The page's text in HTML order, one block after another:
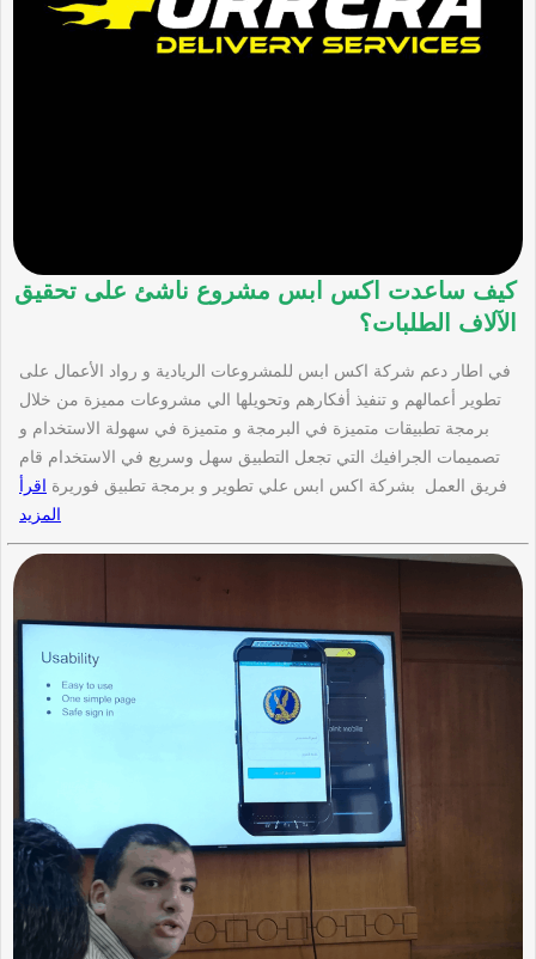
كيف ساعدت اكس ابس مشروع ناشئ على تحقيق
الآلاف الطلبات؟
في اطار دعم شركة اكس ابس للمشروعات الريادية و رواد الأعمال على
تطوير أعمالهم و تنفيذ أفكارهم وتحويلها الي مشروعات مميزة من خلال
برمجة تطبيقات متميزة في البرمجة و متميزة في سهولة الاستخدام و
تصميمات الجرافيك التي تجعل التطبيق سهل وسريع في الاستخدام قام
فريق العمل بشركة اكس ابس علي تطوير و برمجة تطبيق فوريرة اقرأ
المزيد